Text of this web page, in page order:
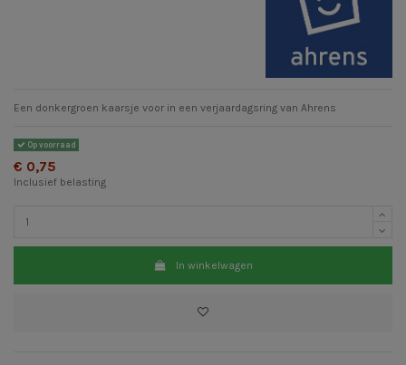
Een donkergroen kaarsje voor in een verjaardagsring van Ahrens
Op voorraad
€ 0,75
Inclusief belasting
In winkelwagen